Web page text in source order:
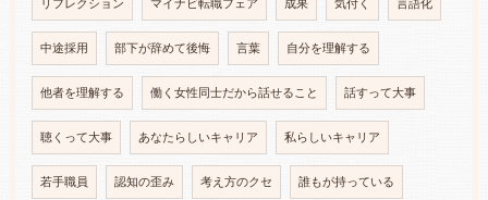
リフレクション マイナビ転職フェア 成果 気付く 言語化
中途採用 部下が辞めて後悔 言葉 自分を理解する
他者を理解する 働く女性同士だから話せること 話すって大事
聴くって大事 あなたらしいキャリア 私らしいキャリア
若手職員 認知の歪み 考え方のクセ 誰もが持っている